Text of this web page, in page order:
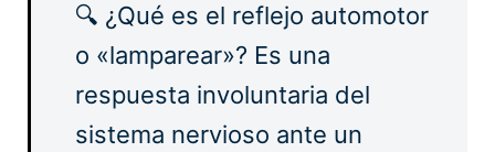
🔍 ¿Qué es el reflejo automotor
o «lamparear»? Es una
respuesta involuntaria del
sistema nervioso ante un